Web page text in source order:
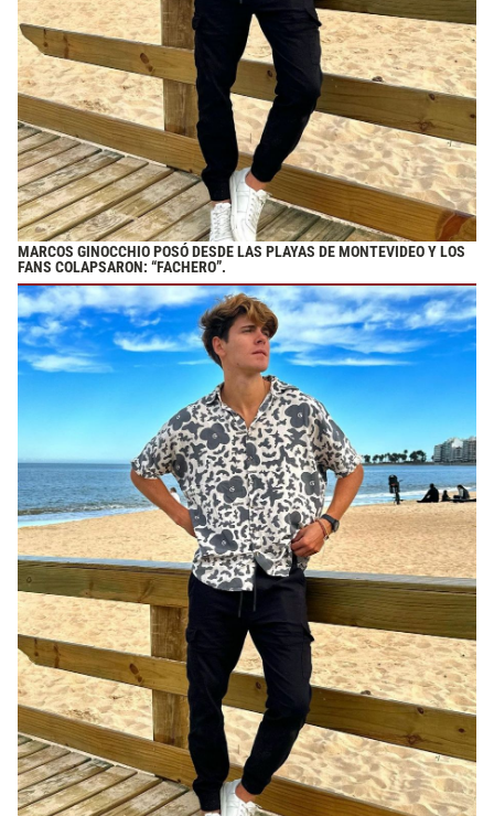
MARCOS GINOCCHIO POSÓ DESDE LAS PLAYAS DE MONTEVIDEO Y LOS
FANS COLAPSARON: “FACHERO”.